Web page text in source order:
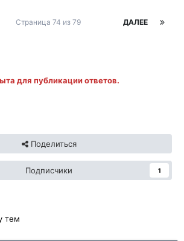
ДАЛЕЕ
Страница 74 из 79
для публикации ответов.
Поделиться
Подписчики 1
тем